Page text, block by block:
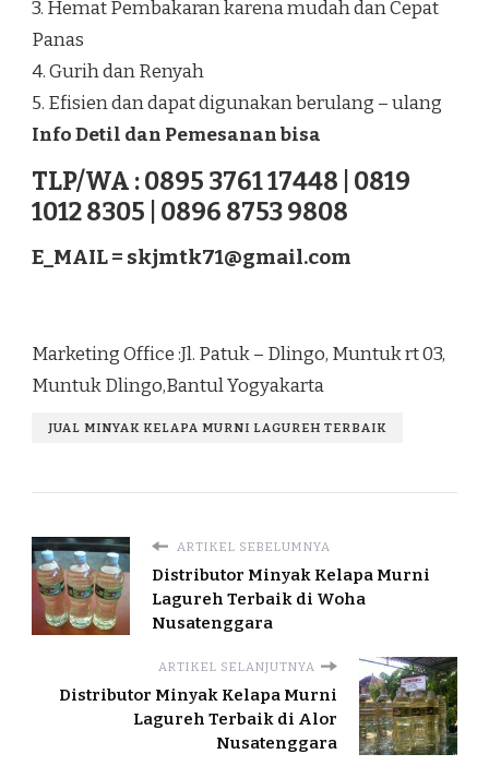
3. Hemat Pembakaran karena mudah dan Cepat
Panas
4. Gurih dan Renyah
5. Efisien dan dapat digunakan berulang – ulang
Info Detil dan Pemesanan bisa
TLP/WA : 0895 3761 17448 | 0819
1012 8305 | 0896 8753 9808
E_MAIL = skjmtk71@gmail.com
Marketing Office :Jl. Patuk – Dlingo, Muntuk rt 03,
Muntuk Dlingo,Bantul Yogyakarta
JUAL MINYAK KELAPA MURNI LAGUREH TERBAIK
ARTIKEL SEBELUMNYA
Distributor Minyak Kelapa Murni
Lagureh Terbaik di Woha
Nusatenggara
ARTIKEL SELANJUTNYA
Distributor Minyak Kelapa Murni
Lagureh Terbaik di Alor
Nusatenggara